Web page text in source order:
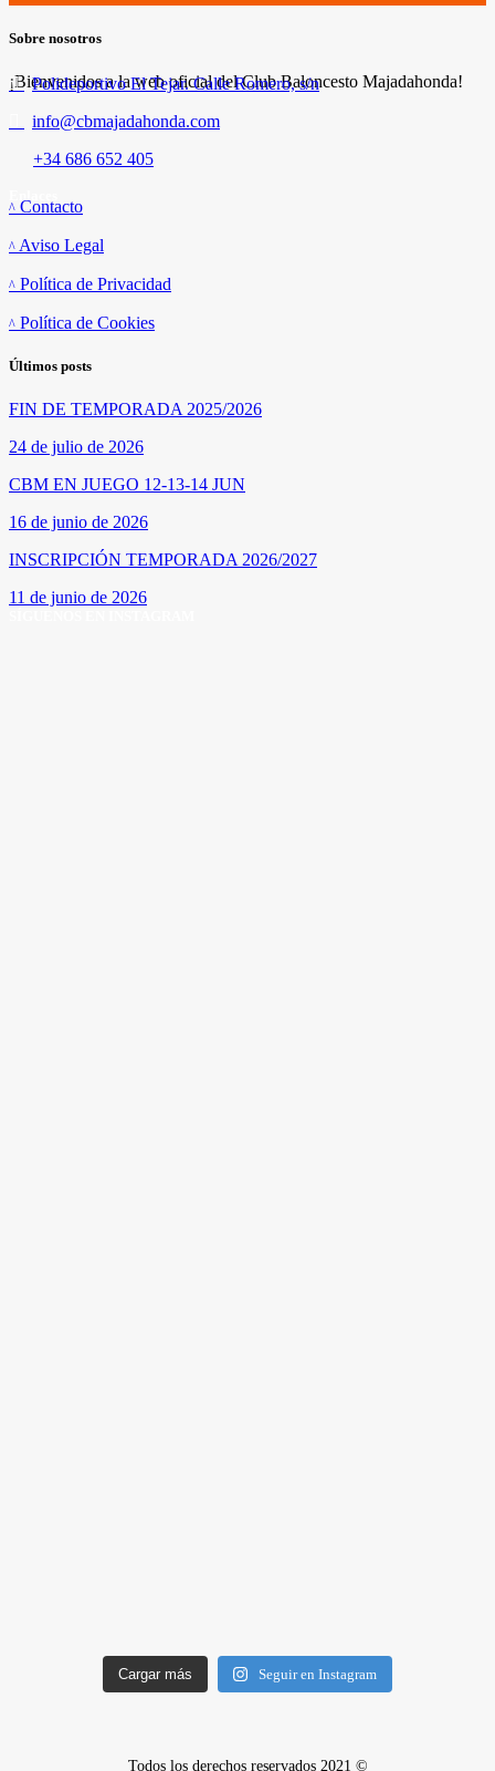
Sobre nosotros
¡Bienvenidos a la web oficial del Club Baloncesto Majadahonda!
Polideportivo El Tejar. Calle Romero, s/n
info@cbmajadahonda.com
+34 686 652 405
Contacto
Aviso Legal
Política de Privacidad
Política de Cookies
Últimos posts
FIN DE TEMPORADA 2025/2026
24 de julio de 2026
CBM EN JUEGO 12-13-14 JUN
16 de junio de 2026
INSCRIPCIÓN TEMPORADA 2026/2027
11 de junio de 2026
Cargar más Seguir en Instagram
Todos los derechos reservados 2021 ©